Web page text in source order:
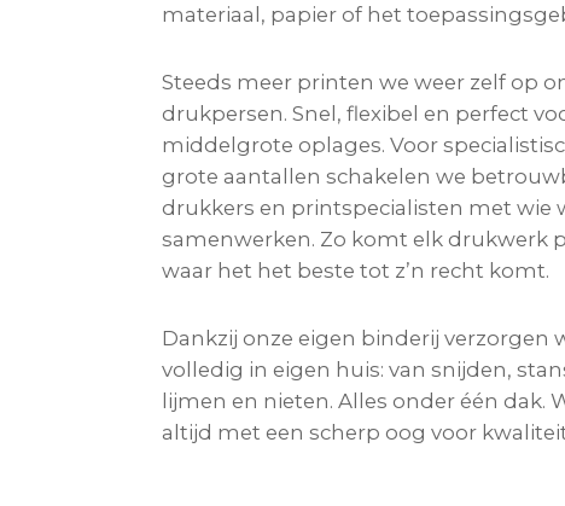
materiaal, papier of het
Steeds meer printen we weer zelf op
drukpersen. Snel, flexibel en perfect
middelgrote oplages. Voor
grote aantallen schakelen we
drukkers en printspecialisten met wie
samenwerken. Zo komt elk drukwerk
waar het het beste tot z’n recht komt.
Dankzij onze eigen binderij verzorgen
volledig in eigen huis: van snijden,
lijmen en nieten. Alles onder één dak.
altijd met een scherp oog voor